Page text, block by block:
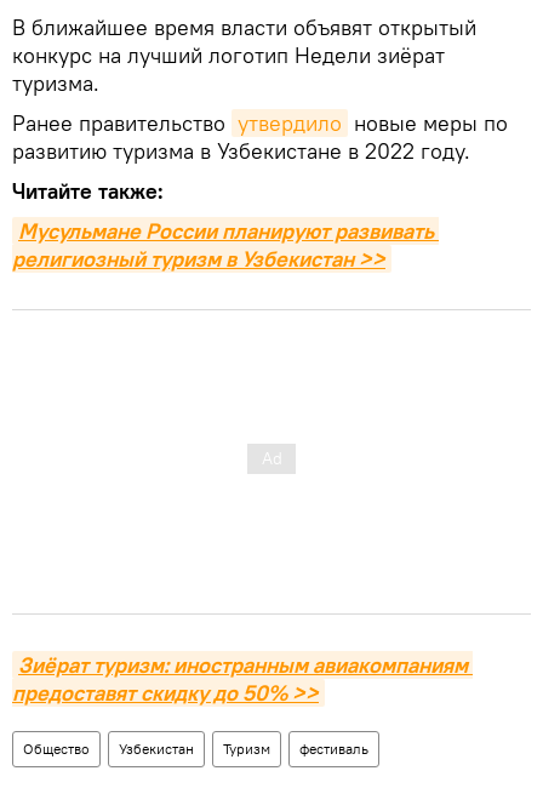
В ближайшее время власти объявят открытый
конкурс на лучший логотип Недели зиёрат
туризма.
Ранее правительство утвердило новые меры по
развитию туризма в Узбекистане в 2022 году.
Читайте также:
Мусульмане России планируют развивать
религиозный туризм в Узбекистан >>
Зиёрат туризм: иностранным авиакомпаниям
предоставят скидку до 50% >>
Общество Узбекистан Туризм фестиваль